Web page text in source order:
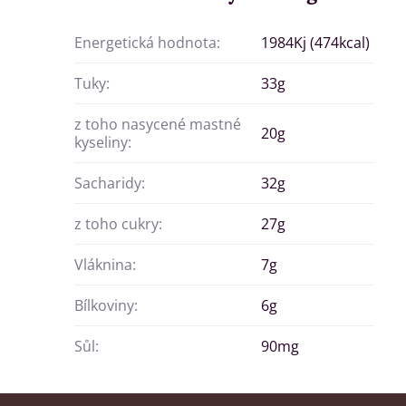
Energetická hodnota: 1984Kj (474kcal)
Tuky: 33g
z toho nasycené mastné
kyseliny:
20g
Sacharidy: 32g
z toho cukry: 27g
Vláknina: 7g
Bílkoviny: 6g
Sůl: 90mg